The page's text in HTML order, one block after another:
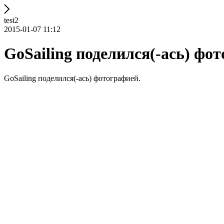
test2
2015-01-07 11:12
GoSailing поделился(-ась)
GoSailing поделился(-ась) фотографией.